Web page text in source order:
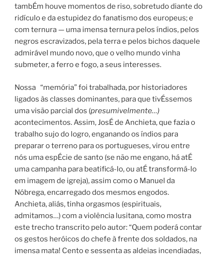
tambÉm houve momentos de riso, sobretudo diante do
ridículo e da estupidez do fanatismo dos europeus; e
com ternura — uma imensa ternura pelos índios, pelos
negros escravizados, pela terra e pelos bichos daquele
admirável mundo novo, que o velho mundo vinha
submeter, a ferro e fogo, a seus interesses.
Nossa “memória” foi trabalhada, por historiadores
ligados às classes dominantes, para que tivÉssemos
uma visão parcial dos (presumivelmente…)
acontecimentos. Assim, JosÉ de Anchieta, que fazia o
trabalho sujo do logro, enganando os índios para
preparar o terreno para os portugueses, virou entre
nós uma espÉcie de santo (se não me engano, há atÉ
uma campanha para beatificá-lo, ou atÉ transformá-lo
em imagem de igreja), assim como o Manuel da
Nóbrega, encarregado dos mesmos engodos.
Anchieta, aliás, tinha orgasmos (espirituais,
admitamos…) com a violência lusitana, como mostra
este trecho transcrito pelo autor: “Quem poderá contar
os gestos heróicos do chefe à frente dos soldados, na
imensa mata! Cento e sessenta as aldeias incendiadas,